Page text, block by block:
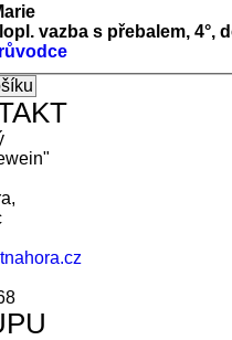
vazba s přebalem, 4°,